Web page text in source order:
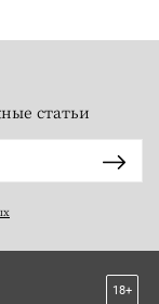
статьи
18+